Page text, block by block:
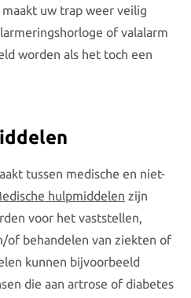
uw trap weer veilig
of valalarm
worden als het toch een
tussen medische en niet-
hulpmiddelen zijn
voor het vaststellen,
of behandelen van ziekten of
kunnen bijvoorbeeld
die aan artrose of diabetes